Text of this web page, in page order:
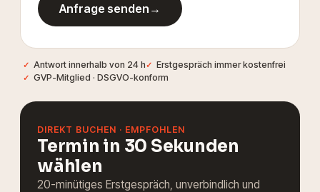
DIREKT BUCHEN · EMPFOHLEN
Termin in 30 Sekunden
wählen
20-minütiges Erstgespräch, unverbindlich und
Anfrage senden →
Antwort innerhalb von 24 h
Erstgespräch immer kostenfrei
GVP-Mitglied · DSGVO-konform